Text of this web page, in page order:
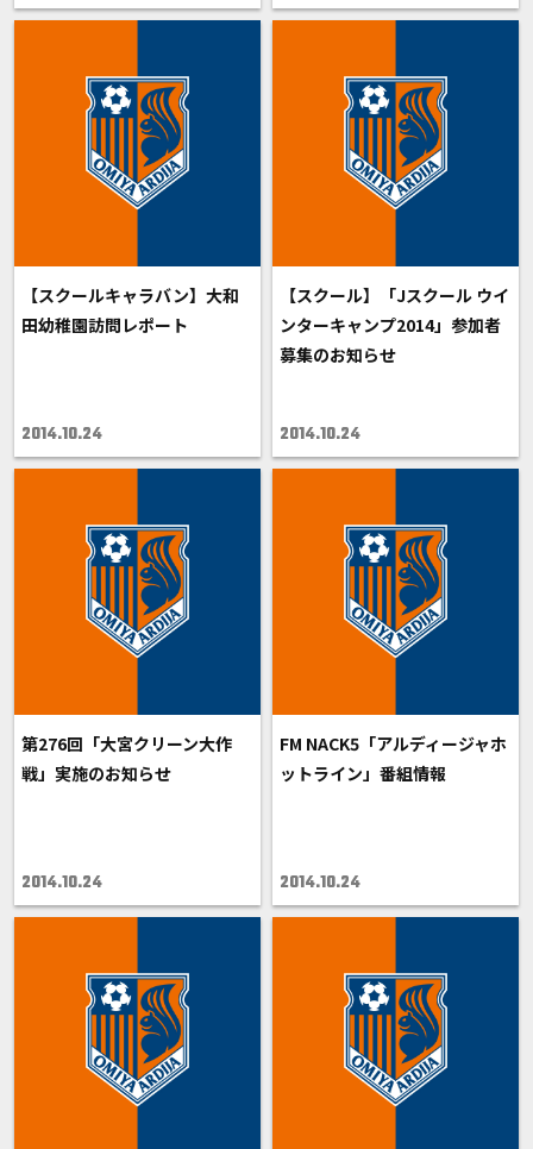
【スクールキャラバン】大和
田幼稚園訪問レポート
2014.10.24
【スクール】「Jスクール ウイ
ンターキャンプ2014」参加者
募集のお知らせ
2014.10.24
第276回「大宮クリーン大作
戦」実施のお知らせ
2014.10.24
FM NACK5「アルディージャホ
ットライン」番組情報
2014.10.24